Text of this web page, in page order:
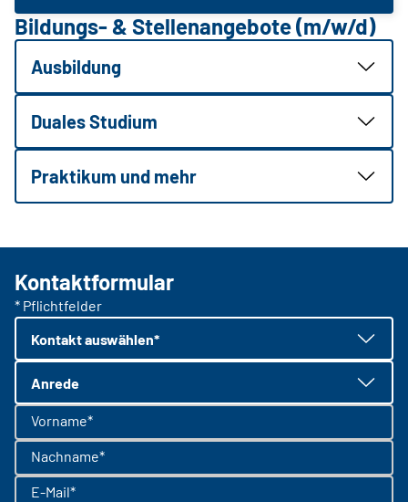
Bildungs- & Stellenangebote (m/w/d)
Ausbildung
Duales Studium
Praktikum und mehr
Kontaktformular
* Pflichtfelder
Kontakt auswählen*
Anrede
Vorname*
Nachname*
E-Mail*